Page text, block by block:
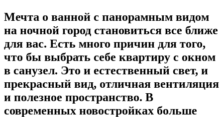
Мечта о ванной с панорамным видом
на ночной город становиться все ближе
для вас. Есть много причин для того,
что бы выбрать себе квартиру с окном
в санузел. Это и естественный свет, и
прекрасный вид, отличная вентиляция
и полезное пространство. В
современных новостройках больше